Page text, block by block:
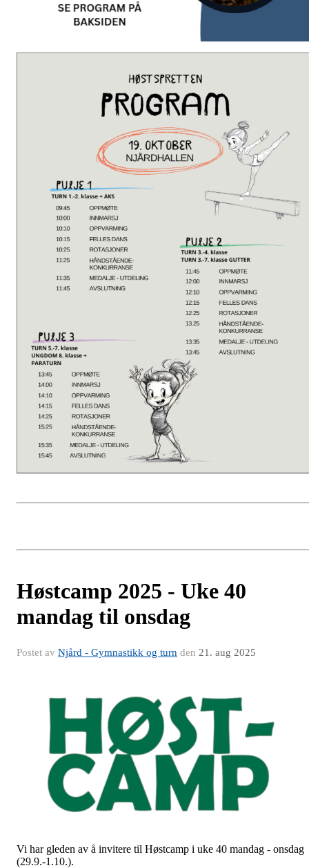
Høstcamp 2025 - Uke 40
mandag til onsdag
Postet av Njård - Gymnastikk og turn den 21. aug 2025
Vi har gleden av å invitere til Høstcamp i uke 40 mandag - onsdag
(29.9.-1.10.).